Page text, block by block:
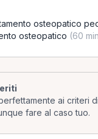
osteopatico
osteopatico (60
ai criteri
fare al caso tuo.